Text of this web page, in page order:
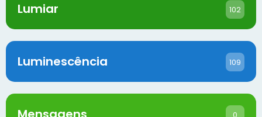
Lumiar 102
Luminescência 109